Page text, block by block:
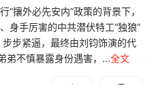
外必先安内”政策的背景下，
身手厉害的中共潜伏特工“独狼”
步紧逼，最终由刘钧饰演的代
弟不慎暴露身份遇害，...全文